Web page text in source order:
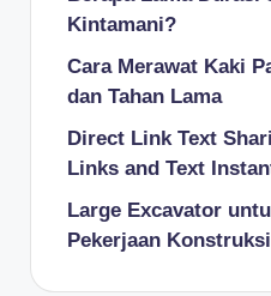
Kintamani?
Cara Merawat Kaki
dan Tahan Lama
Direct Link Text
Links and Text
Large Excavator
Pekerjaan